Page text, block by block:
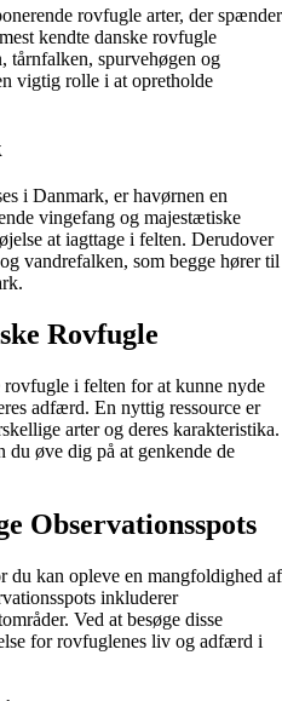
rovfugle arter, der spænder
kendte danske rovfugle
tårnfalken, spurvehøgen og
vigtig rolle i at opretholde
i Danmark, er havørnen en
vingefang og majestætiske
at iagttage i felten. Derudover
vandrefalken, som begge hører til
Rovfugle
i felten for at kunne nyde
adfærd. En nyttig ressource er
arter og deres karakteristika.
du øve dig på at genkende de
Observationsspots
du kan opleve en mangfoldighed af
inkluderer
Ved at besøge disse
for rovfuglenes liv og adfærd i